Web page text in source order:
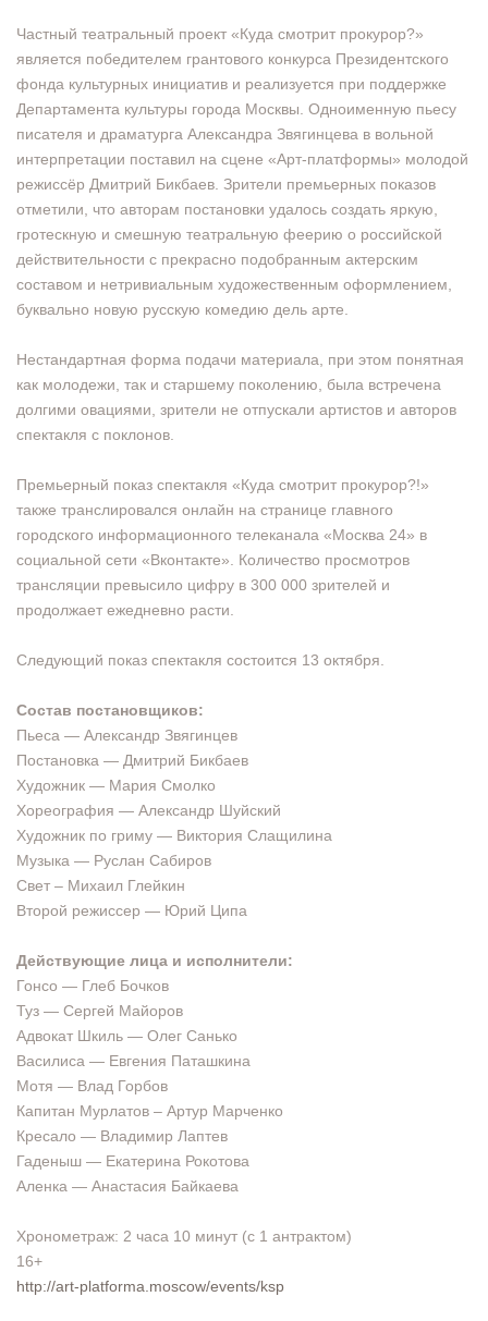
Частный театральный проект «Куда смотрит прокурор?»
является победителем грантового конкурса Президентского
фонда культурных инициатив и реализуется при поддержке
Департамента культуры города Москвы. Одноименную пьесу
писателя и драматурга Александра Звягинцева в вольной
интерпретации поставил на сцене «Арт-платформы» молодой
режиссёр Дмитрий Бикбаев. Зрители премьерных показов
отметили, что авторам постановки удалось создать яркую,
гротескную и смешную театральную феерию о российской
действительности с прекрасно подобранным актерским
составом и нетривиальным художественным оформлением,
буквально новую русскую комедию дель арте.
Нестандартная форма подачи материала, при этом понятная
как молодежи, так и старшему поколению, была встречена
долгими овациями, зрители не отпускали артистов и авторов
спектакля с поклонов.
Премьерный показ спектакля «Куда смотрит прокурор?!»
также транслировалcя онлайн на странице главного
городского информационного телеканала «Москва 24» в
социальной сети «Вконтакте». Количество просмотров
трансляции превысило цифру в 300 000 зрителей и
продолжает ежедневно расти.
Следующий показ спектакля состоится 13 октября.
Состав постановщиков:
Пьеса — Александр Звягинцев
Постановка — Дмитрий Бикбаев
Художник — Мария Смолко
Хореография — Александр Шуйский
Художник по гриму — Виктория Слащилина
Музыка — Руслан Сабиров
Свет – Михаил Глейкин
Второй режиссер — Юрий Ципа
Действующие лица и исполнители:
Гонсо — Глеб Бочков
Туз — Сергей Майоров
Адвокат Шкиль — Олег Санько
Василиса — Евгения Паташкина
Мотя — Влад Горбов
Капитан Мурлатов – Артур Марченко
Кресало — Владимир Лаптев
Гаденыш — Екатерина Рокотова
Аленка — Анастасия Байкаева
Хронометраж: 2 часа 10 минут (с 1 антрактом)
16+
http://art-platforma.moscow/events/ksp